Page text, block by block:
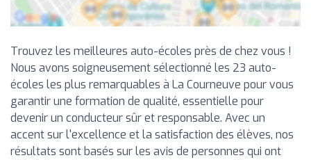
Trouvez les meilleures auto-écoles près de chez vous !
Nous avons soigneusement sélectionné les 23 auto-
écoles les plus remarquables à La Courneuve pour vous
garantir une formation de qualité, essentielle pour
devenir un conducteur sûr et responsable. Avec un
accent sur l'excellence et la satisfaction des élèves, nos
résultats sont basés sur les avis de personnes qui ont